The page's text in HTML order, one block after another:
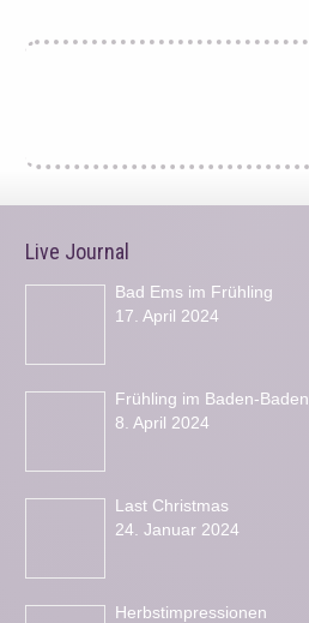
Live Journal
Bad Ems im Frühling
17. April 2024
Frühling im Baden-Baden
8. April 2024
Last Christmas
24. Januar 2024
Herbstimpressionen